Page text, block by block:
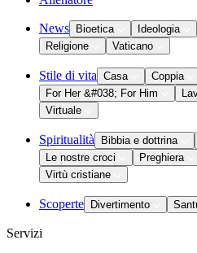
News Bioetica Ideologia
Religione
Vaticano
Stile di vita Casa Coppia
For Her &#038; For Him
Virtuale
Spiritualità Bibbia e dottrina
Le nostre croci
Preghiera
Virtù cristiane
Scoperte Divertimento
Servizi